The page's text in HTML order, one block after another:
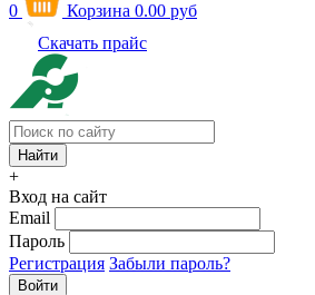
0 Корзина 0.00 руб
Скачать прайс
+
Вход на сайт
Email
Пароль
Регистрация Забыли пароль?
Войти